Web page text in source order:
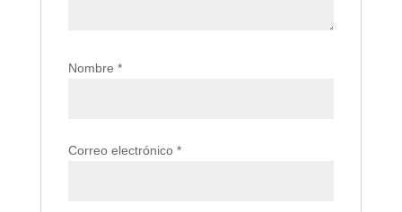
Nombre *
Correo electrónico *